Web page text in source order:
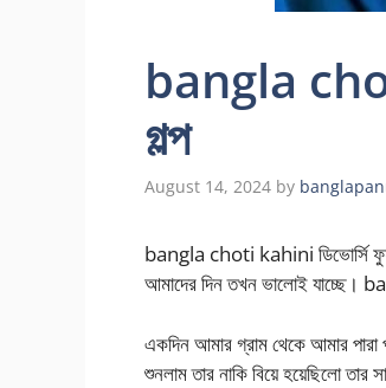
bangla
গল্প
August 14, 2024 by
bangla choti kahini ডিভোর্সি
আমাদের দিন তখন ভালোই যাচ্ছে।
একদিন আমার গ্রাম থেকে আমার
শুনলাম তার নাকি বিয়ে হয়েছিলো তার